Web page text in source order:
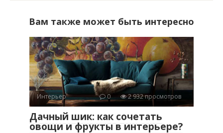
Вам также может быть интересно
Интерьер 0 2 932 просмотров
Дачный шик: как сочетать
овощи и фрукты в интерьере?